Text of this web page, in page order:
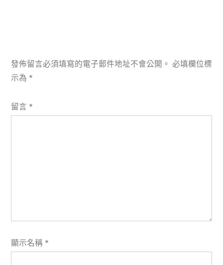
發佈留言必須填寫的電子郵件地址不會公開。 必填欄位標
示為 *
留言 *
顯示名稱 *